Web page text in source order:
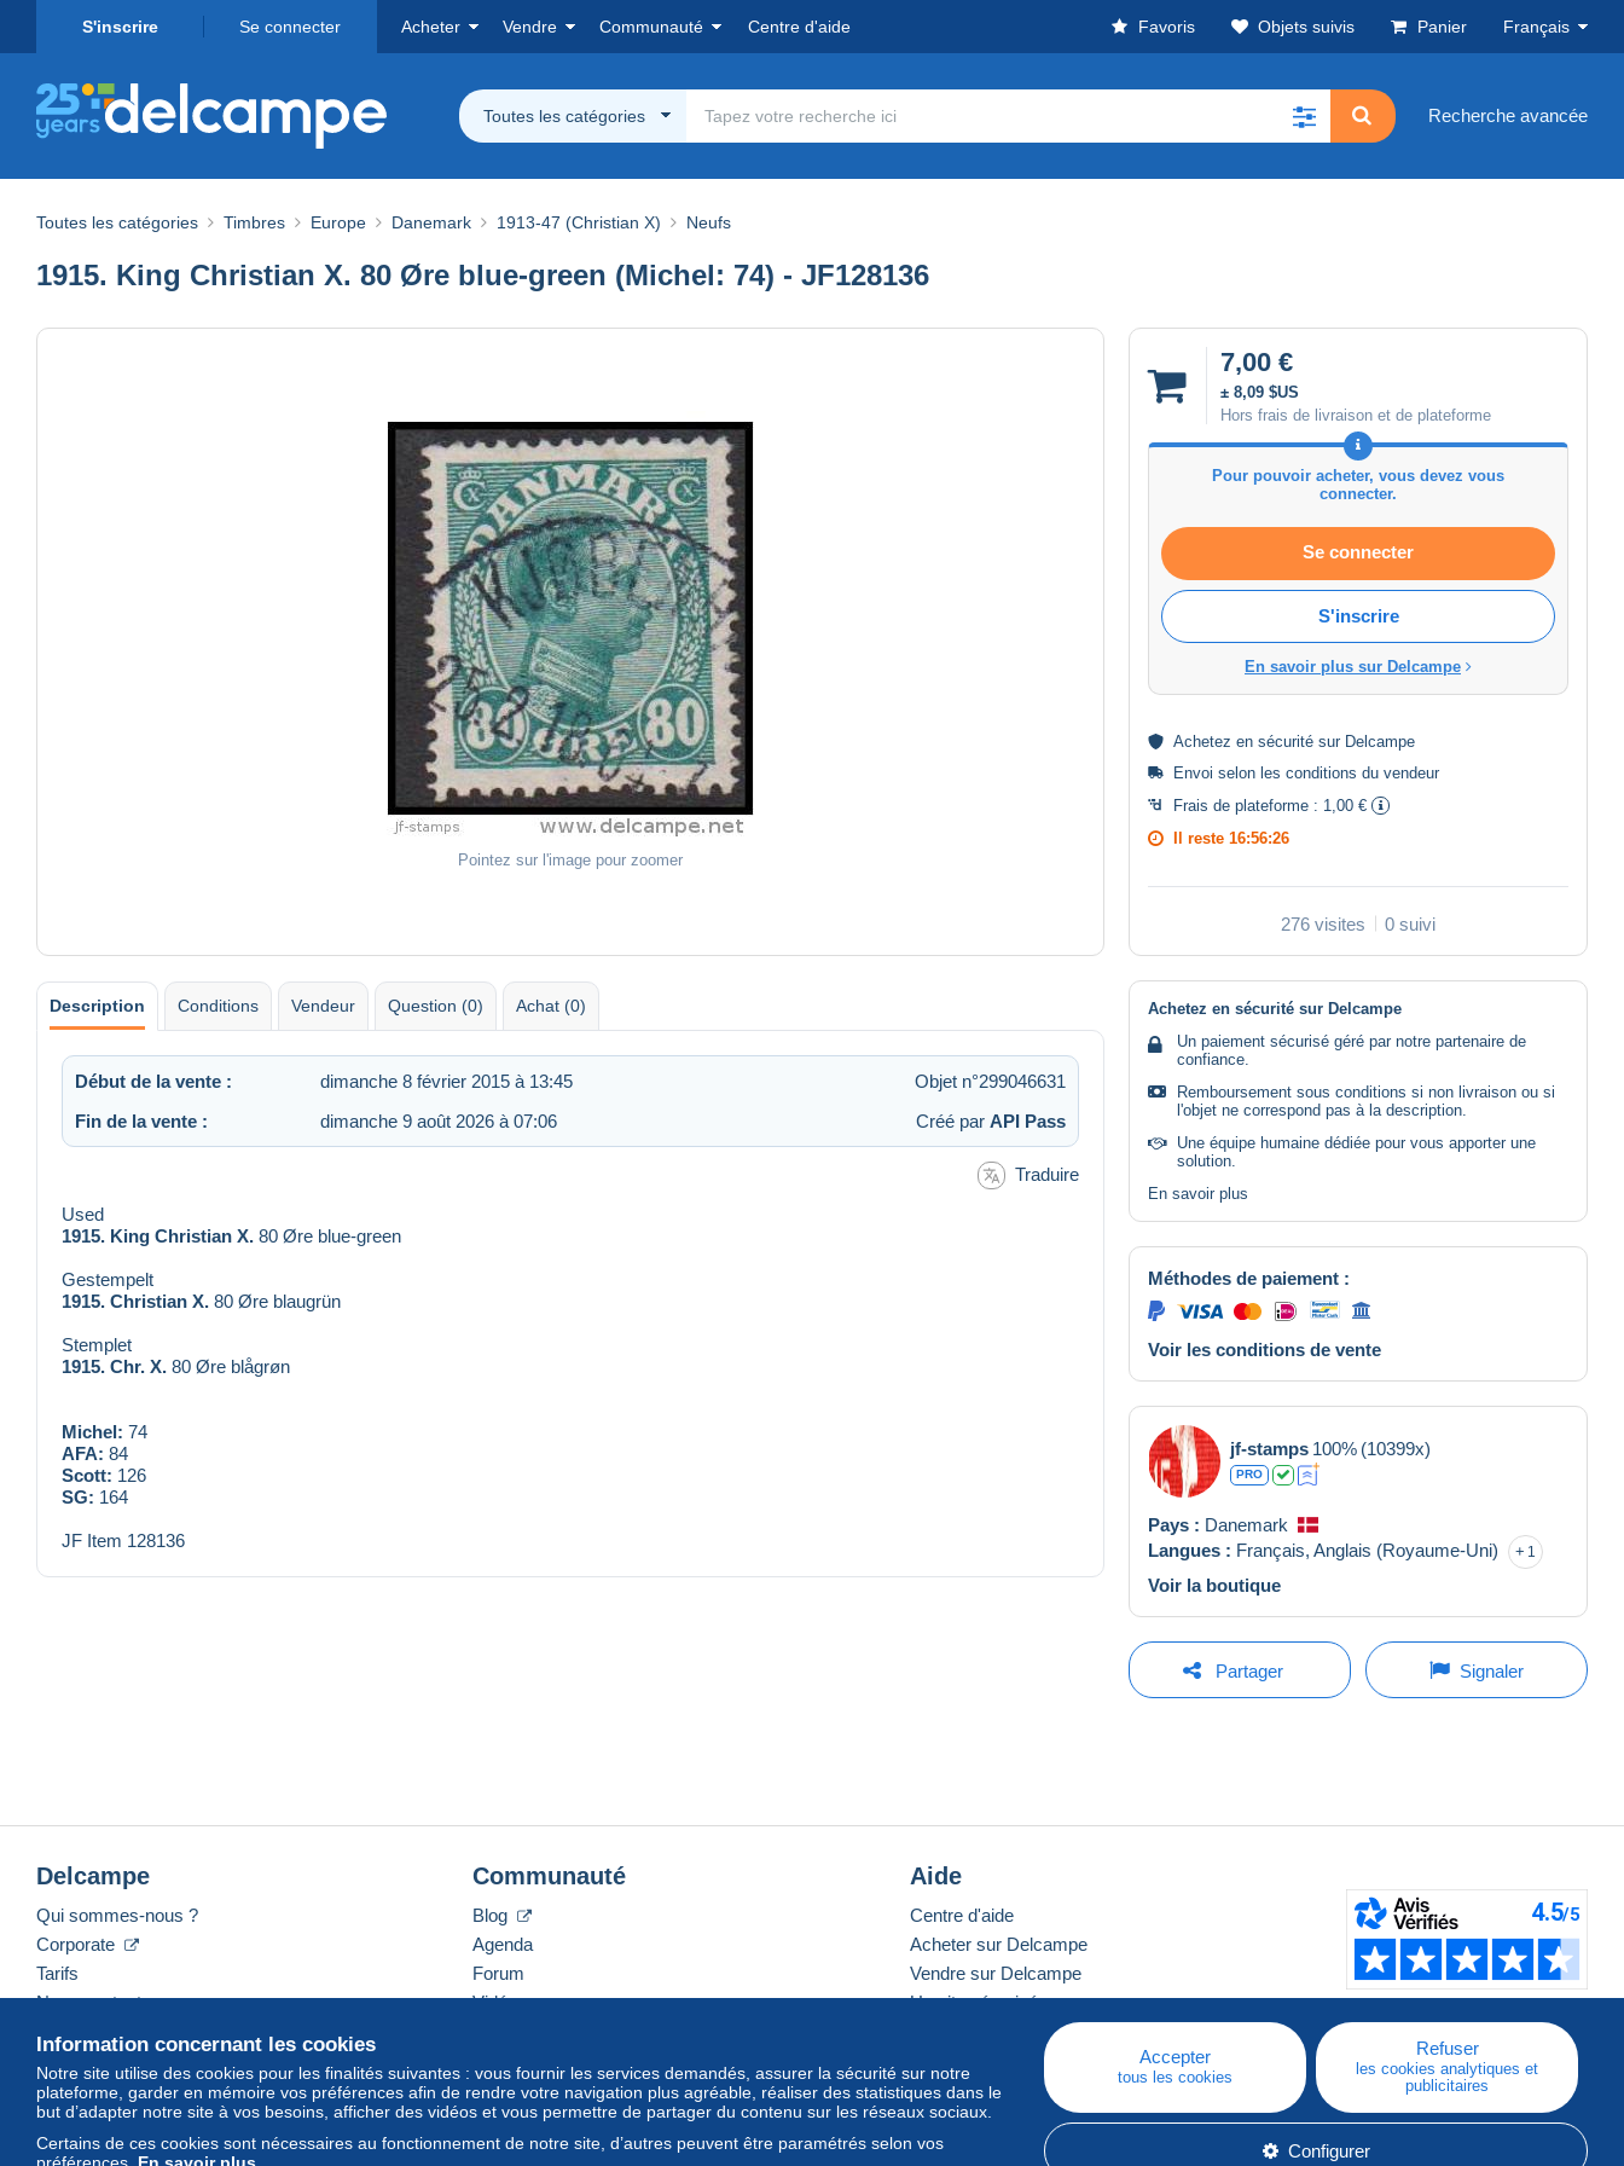
S'inscrire Se connecter Acheter Vendre Communauté Centre d'aide Favoris Objets suivis Panier Français
Toutes les catégories Recherche avancée
Toutes les catégories Timbres Europe Danemark 1913-47 (Christian X) Neufs
1915. King Christian X. 80 Øre blue-green (Michel: 74) - JF128136
Pointez sur l'image pour zoomer
7,00 €
± 8,09 $US
Hors frais de livraison et de plateforme
Pour pouvoir acheter, vous devez vous
connecter.
Se connecter
S'inscrire
En savoir plus sur Delcampe
Achetez en sécurité sur Delcampe
Envoi selon les conditions du vendeur
Frais de plateforme : 1,00 €
Il reste 16:56:26
276 visites 0 suivi
Description Conditions Vendeur Question (0) Achat (0)
Début de la vente : dimanche 8 février 2015 à 13:45
Objet n°299046631
Fin de la vente :
dimanche 9 août 2026 à 07:06 Créé par API Pass
Traduire
Used
1915. King Christian X. 80 Øre blue-green
Gestempelt
1915. Christian X. 80 Øre blaugrün
Stemplet
1915. Chr. X. 80 Øre blågrøn
Michel: 74
AFA: 84
Scott: 126
SG: 164
JF Item 128136
Achetez en sécurité sur Delcampe
Un paiement sécurisé géré par notre partenaire de
confiance.
Remboursement sous conditions si non livraison ou si
l'objet ne correspond pas à la description.
Une équipe humaine dédiée pour vous apporter une
solution.
En savoir plus
Méthodes de paiement :
Voir les conditions de vente
jf-stamps 100% (10399x)
PRO
Pays : Danemark
Langues : Français, Anglais (Royaume-Uni) 1
Voir la boutique
Partager Signaler
Information concernant les cookies
Notre site utilise des cookies pour les finalités suivantes : vous fournir les services demandés, assurer la sécurité sur notre
plateforme, garder en mémoire vos préférences afin de rendre votre navigation plus agréable, réaliser des statistiques dans le
but d’adapter notre site à vos besoins, afficher des vidéos et vous permettre de partager du contenu sur les réseaux sociaux.
Certains de ces cookies sont nécessaires au fonctionnement de notre site, d’autres peuvent être paramétrés selon vos
préférences. En savoir plus
Accepter
tous les cookies
Refuser
les cookies analytiques et
publicitaires
Configurer
Delcampe
Qui sommes-nous ?
Corporate
Tarifs
Nous contacter
Communauté
Blog
Agenda
Forum
Vidéos
Aide
Centre d'aide
Acheter sur Delcampe
Vendre sur Delcampe
Un site sécurisé
Français USD America/Indiana/Vevay Mode standard